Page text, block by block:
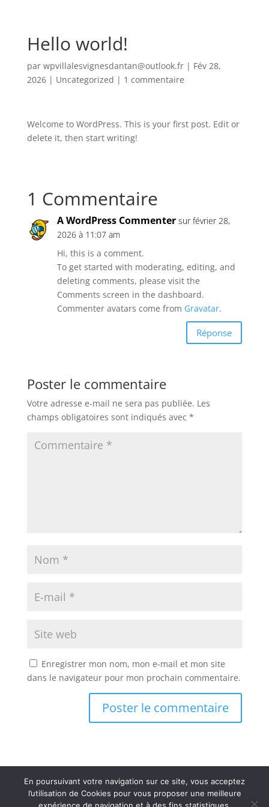
Hello world!
par wpvillalesvignesdantan@outlook.fr| Fév 28,
2026| Uncategorized | 1 commentaire
Welcome to WordPress. This is your first post. Edit or
delete it, then start writing!
1 Commentaire
A WordPress Commenter sur février 28,
2026 à 11:07 am
Hi, this is a comment.
To get started with moderating, editing, and
deleting comments, please visit the
Comments screen in the dashboard.
Commenter avatars come from Gravatar.
Réponse
Poster le commentaire
Votre adresse e-mail ne sera pas publiée. Les
champs obligatoires sont indiqués avec *
Enregistrer mon nom, mon e-mail et mon site
dans le navigateur pour mon prochain commentaire.
Réserver
En poursuivant votre navigation sur ce site, vous acceptez
l’utilisation de Cookies pour vous proposer une meilleure